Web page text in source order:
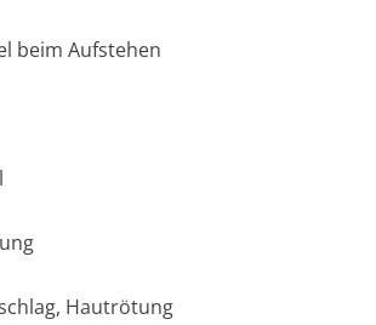
beim Aufstehen
Hautrötung